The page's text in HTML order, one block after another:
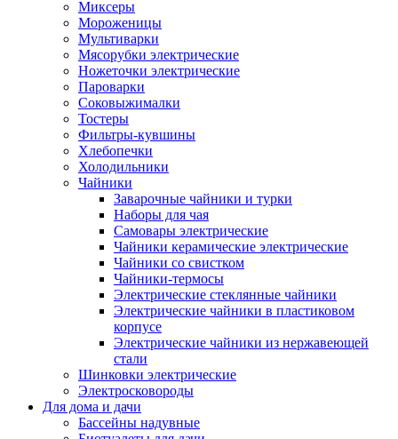
Миксеры
Мороженицы
Мультиварки
Мясорубки электрические
Ножеточки электрические
Пароварки
Соковыжималки
Тостеры
Фильтры-кувшины
Хлебопечки
Холодильники
Чайники
Заварочные чайники и турки
Наборы для чая
Самовары электрические
Чайники керамические электрические
Чайники со свистком
Чайники-термосы
Электрические стеклянные чайники
Электрические чайники в пластиковом
корпусе
Электрические чайники из нержавеющей
стали
Шинковки электрические
Электросковороды
Для дома и дачи
Бассейны надувные